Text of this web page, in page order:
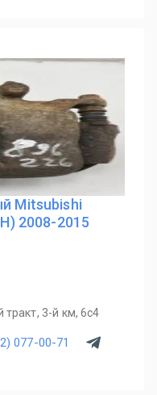
Mitsubishi
2008-2015
3-й км, 6с4
077-00-71